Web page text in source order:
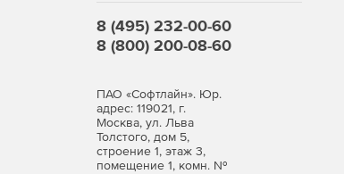
8 (495) 232-00-60
8 (800) 200-08-60
ПАО «Софтлайн». Юр.
адрес: 119021, г.
Москва, ул. Льва
Толстого, дом 5,
строение 1, этаж 3,
помещение 1, комн. №